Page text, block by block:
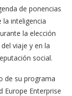
de ponencias
la inteligencia
la elección
viaje y en la
social.
de su programa
Europe Enterprise